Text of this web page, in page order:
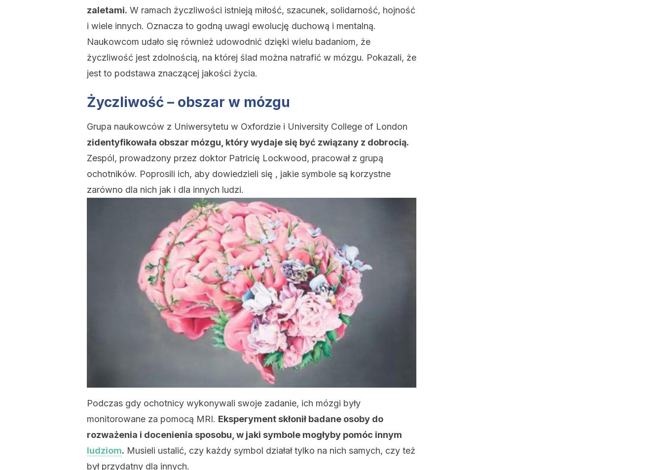
zaletami. W ramach życzliwości istnieją miłość, szacunek, solidarność, hojność
i wiele innych. Oznacza to godną uwagi ewolucję duchową i mentalną.
Naukowcom udało się również udowodnić dzięki wielu badaniom, że
życzliwość jest zdolnością, na której ślad można natrafić w mózgu. Pokazali, że
jest to podstawa znaczącej jakości życia.
Życzliwość – obszar w mózgu
Grupa naukowców z Uniwersytetu w Oxfordzie i University College of London
zidentyfikowała obszar mózgu, który wydaje się być związany z dobrocią.
Zespól, prowadzony przez doktor Patricię Lockwood, pracował z grupą
ochotników. Poprosili ich, aby dowiedzieli się , jakie symbole są korzystne
zarówno dla nich jak i dla innych ludzi.
Podczas gdy ochotnicy wykonywali swoje zadanie, ich mózgi były
monitorowane za pomocą MRI. Eksperyment skłonił badane osoby do
rozważenia i docenienia sposobu, w jaki symbole mogłyby pomóc innym
ludziom. Musieli ustalić, czy każdy symbol działał tylko na nich samych, czy też
był przydatny dla innych.